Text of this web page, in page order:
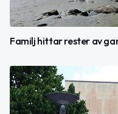
Familj hittar rester av